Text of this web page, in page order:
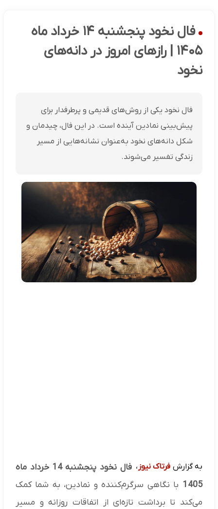
فال نخود پنجشنبه ۱۴ خرداد ماه
۱۴۰۵ | رازهای امروز در دانه‌های
نخود
فال نخود یکی از روش‌های قدیمی و پرطرفدار برای
پیش‌بینی نمادین آینده است. در این فال، چیدمان و
شکل دانه‌های نخود به‌عنوان نشانه‌هایی از مسیر
زندگی تفسیر می‌شوند.
به گزارش فرتاک نیوز ،
فال نخود پنجشنبه 14 خرداد ماه
1405​ با نگاهی سرگرم‌کننده و نمادین، به شما کمک
می‌کند تا برداشت تازه‌ای از اتفاقات روزانه و مسیر